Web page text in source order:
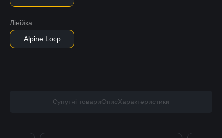
Лінійка:
Alpine Loop
Супутні товариОписХарактеристики